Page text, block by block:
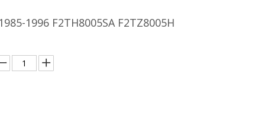
1996 F2TH8005SA F2TZ8005H